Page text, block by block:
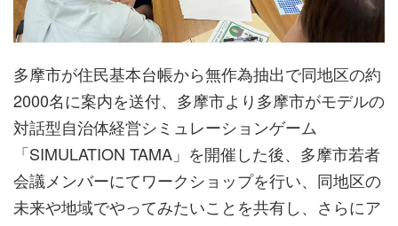
多摩市が住民基本台帳から無作為抽出で同地区の約
2000名に案内を送付、多摩市より多摩市がモデルの
対話型自治体経営シミュレーションゲーム
「SIMULATION TAMA」を開催した後、多摩市若者
会議メンバーにてワークショップを行い、同地区の
未来や地域でやってみたいことを共有し、さらにア